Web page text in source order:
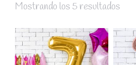
Mostrando los 5 resultados